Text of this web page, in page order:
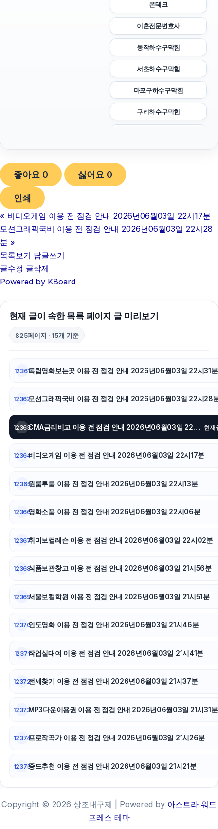
폰테크
이혼전문변호사
동작하수구막힘
서초하수구막힘
마포구하수구막힘
구리하수구막힘
강남치과
축구반티
트립닷컴할인코드
동탄피부과
좋아요 0 싫어요 0
인쇄
« 비디오게임 이용 전 점검 안내 2026년06월03일 22시17분
모션그래픽국비 이용 전 점검 안내 2026년06월03일 22시28
분 »
목록보기 답글쓰기
글수정 글삭제
Powered by KBoard
현재 글이 속한 목록 페이지 글 미리보기
825페이지 · 15개 기준
12361독립영화보는곳 이용 전 점검 안내 2026년06월03일 22시31분
12362모션그래픽국비 이용 전 점검 안내 2026년06월03일 22시28
12363 CMA금리비교 이용 전 점검 안내 2026년06월03일 22시24분 현재
12364비디오게임 이용 전 점검 안내 2026년06월03일 22시17분
12365원룸투룸 이용 전 점검 안내 2026년06월03일 22시13분
12366영화소품 이용 전 점검 안내 2026년06월03일 22시06분
12367취미보컬레슨 이용 전 점검 안내 2026년06월03일 22시02분
12368식품보관창고 이용 전 점검 안내 2026년06월03일 21시56분
12369서울보컬학원 이용 전 점검 안내 2026년06월03일 21시51분
12370인도영화 이용 전 점검 안내 2026년06월03일 21시46분
12371작업실대여 이용 전 점검 안내 2026년06월03일 21시41분
12372전세찾기 이용 전 점검 안내 2026년06월03일 21시37분
12373MP3다운이용권 이용 전 점검 안내 2026년06월03일 21시31분
12374프로작곡가 이용 전 점검 안내 2026년06월03일 21시26분
12375중드추천 이용 전 점검 안내 2026년06월03일 21시21분
Copyright © 2026 상조내구제 | Powered by 아스트라 워드
프레스 테마